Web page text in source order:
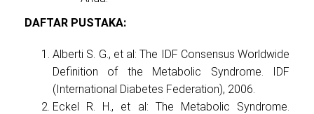
DAFTAR PUSTAKA:
Alberti S. G., et al: The IDF Consensus Worldwide
Definition of the Metabolic Syndrome. IDF
(International Diabetes Federation), 2006.
Eckel R. H., et al: The Metabolic Syndrome.